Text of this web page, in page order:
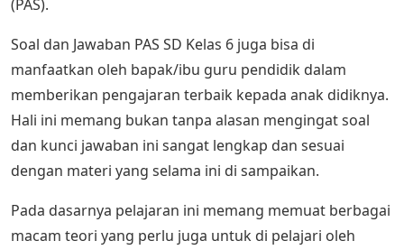
(PAS).
Soal dan Jawaban PAS SD Kelas 6 juga bisa di
manfaatkan oleh bapak/ibu guru pendidik dalam
memberikan pengajaran terbaik kepada anak didiknya.
Hali ini memang bukan tanpa alasan mengingat soal
dan kunci jawaban ini sangat lengkap dan sesuai
dengan materi yang selama ini di sampaikan.
Pada dasarnya pelajaran ini memang memuat berbagai
macam teori yang perlu juga untuk di pelajari oleh